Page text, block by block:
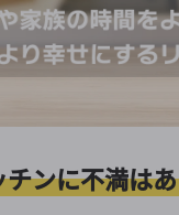
ンに不満は